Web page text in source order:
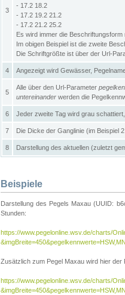
3
- 17.2 18.2
- 17.2 19.2 21.2
- 17.2 21.2 25.2
Es wird immer die
Im obigen Beispiel ist die zweite
Die Schriftgrößte ist über der Url-
4 Angezeigt wird Gewässer,
5
Alle über den Url-Parameter
untereinander werden die
6 Jeder zweite Tag wird grau
7 Die Dicke der Ganglinie (im Beispiel
8 Darstellung des aktuellen (zuletzt
Beispiele
Darstellung des Pegels Maxau (UUID:
Stunden:
https://www.pegelonline.wsv.de/charts/
Zusätzlich zum Pegel Maxau wird hier der
https://www.pegelonline.wsv.de/charts/